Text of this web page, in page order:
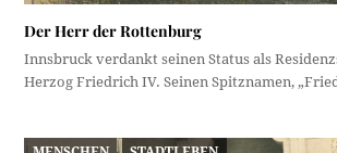
Der Herr der Rottenburg
Innsbruck verdankt seinen Status als
Herzog Friedrich IV. Seinen Spitznamen,